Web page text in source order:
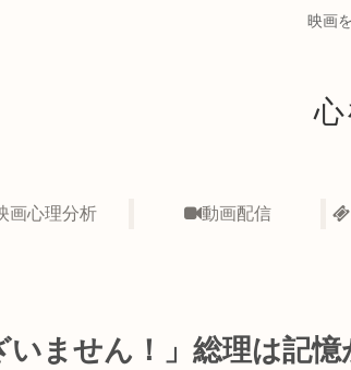
映画
画心理分析 動画配信
いません！」総理は記